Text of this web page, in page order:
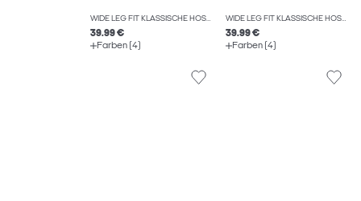
WIDE LEG FIT KLASSISCHE HOSEN
39.99 €
Farben (4)
WIDE LEG FIT KLASSISCHE HOSEN
39.99 €
Farben (4)